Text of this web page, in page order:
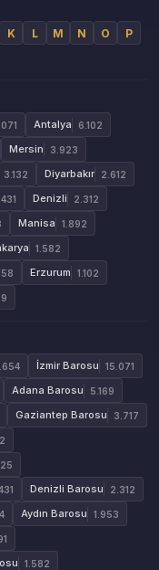
K L M N O
P
Antalya 6.102
Mersin 3.923
3.132 Diyarbakır 2.612
Denizli 2.312
Manisa 1.892
1.582
Erzurum 1.102
İzmir Barosu 15.071
Adana Barosu 5.169
Gaziantep Barosu 3.717
Denizli Barosu 2.312
Aydın Barosu 1.953
1.582